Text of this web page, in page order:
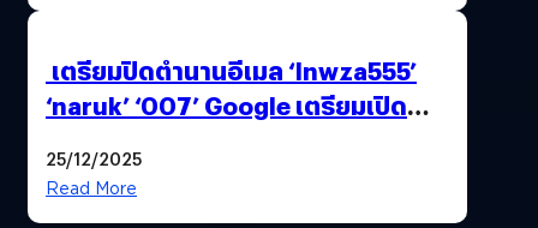
เตรียมปิดตำนานอีเมล ‘lnwza555’
‘naruk’ ‘007’ Google เตรียมเปิด
25/12/2025
Read More